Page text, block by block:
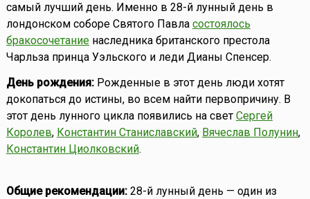
самый лучший день. Именно в 28-й лунный день в
лондонском соборе Святого Павла состоялось
бракосочетаниенаследника британского престола
Чарльза принца Уэльского и леди Дианы Спенсер.
День рождения:Рожденные в этот день люди хотят
докопаться до истины, во всем найти первопричину. В
этот день лунного цикла появились на свет Сергей
Королев, Константин Станиславский, Вячеслав Полунин,
Константин Циолковский.
Общие рекомендации:28-й лунный день — один из